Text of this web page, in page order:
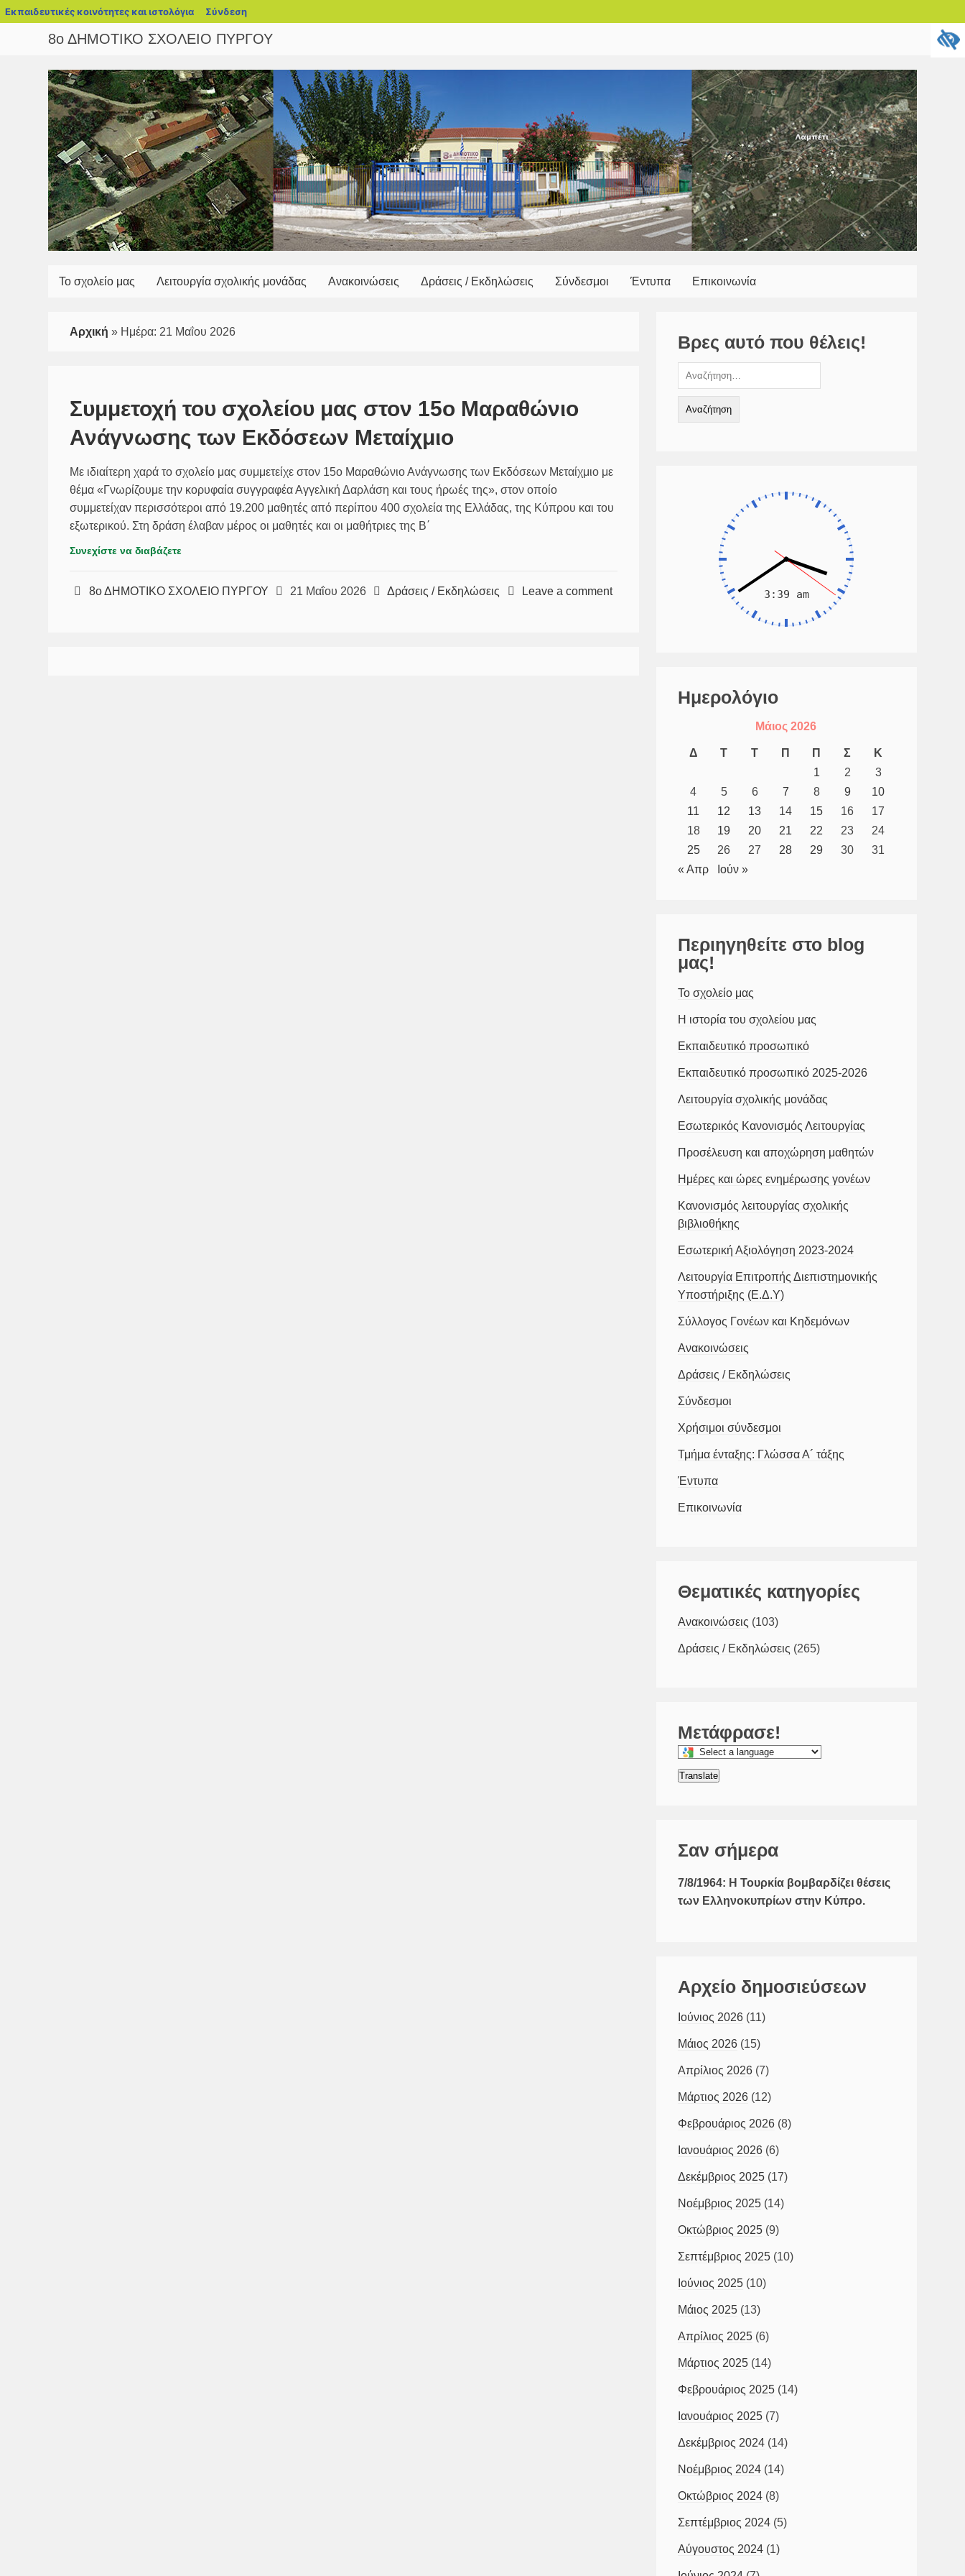
Εκπαιδευτικές κοινότητες και ιστολόγια blogs.sch.gr
Σύνδεση
8ο ΔΗΜΟΤΙΚΟ ΣΧΟΛΕΙΟ ΠΥΡΓΟΥ
Το σχολείο μας Λειτουργία σχολικής μονάδας Ανακοινώσεις Δράσεις / Εκδηλώσεις Σύνδεσμοι Έντυπα Επικοινωνία
Αρχική » Ημέρα: 21 Μαΐου 2026
Συμμετοχή του σχολείου μας στον 15ο Μαραθώνιο
Ανάγνωσης των Εκδόσεων Μεταίχμιο
Με ιδιαίτερη χαρά το σχολείο μας συμμετείχε στον 15ο Μαραθώνιο Ανάγνωσης των Εκδόσεων Μεταίχμιο με
θέμα «Γνωρίζουμε την κορυφαία συγγραφέα Αγγελική Δαρλάση και τους ήρωές της», στον οποίο
συμμετείχαν περισσότεροι από 19.200 μαθητές από περίπου 400 σχολεία της Ελλάδας, της Κύπρου και του
εξωτερικού. Στη δράση έλαβαν μέρος οι μαθητές και οι μαθήτριες της Β΄
Συνεχίστε να διαβάζετε
8ο ΔΗΜΟΤΙΚΟ ΣΧΟΛΕΙΟ ΠΥΡΓΟΥ 21 Μαΐου 2026 Δράσεις / Εκδηλώσεις Leave a comment
Βρες αυτό που θέλεις!
Αναζήτηση
για:
Ημερολόγιο
Μάιος 2026
Δ Τ Τ Π Π Σ
Κ
1
2
3
4
5 6 7 8 9
10
11
12 13 14 15 16
17
18
19 20 21 22 23
24
25
26 27 28 29 30
31
« Απρ
Ιούν »
Περιηγηθείτε στο blog
μας!
Το σχολείο μας
Η ιστορία του σχολείου μας
Εκπαιδευτικό προσωπικό
Εκπαιδευτικό προσωπικό 2025-2026
Λειτουργία σχολικής μονάδας
Εσωτερικός Κανονισμός Λειτουργίας
Προσέλευση και αποχώρηση μαθητών
Ημέρες και ώρες ενημέρωσης γονέων
Κανονισμός λειτουργίας σχολικής
βιβλιοθήκης
Εσωτερική Αξιολόγηση 2023-2024
Λειτουργία Επιτροπής Διεπιστημονικής
Υποστήριξης (Ε.Δ.Υ)
Σύλλογος Γονέων και Κηδεμόνων
Ανακοινώσεις
Δράσεις / Εκδηλώσεις
Σύνδεσμοι
Χρήσιμοι σύνδεσμοι
Τμήμα ένταξης: Γλώσσα Α´ τάξης
Έντυπα
Επικοινωνία
Θεματικές κατηγορίες
Ανακοινώσεις (103)
Δράσεις / Εκδηλώσεις (265)
Μετάφρασε!
Select
a
this
Translate
Σαν σήμερα
7/8/1964: Η Τουρκία βομβαρδίζει θέσεις
των Ελληνοκυπρίων στην Κύπρο.
Αρχείο δημοσιεύσεων
Ιούνιος 2026(11)
Μάιος 2026(15)
Απρίλιος 2026(7)
Μάρτιος 2026(12)
Φεβρουάριος 2026(8)
Ιανουάριος 2026(6)
Δεκέμβριος 2025(17)
Νοέμβριος 2025(14)
Οκτώβριος 2025(9)
Σεπτέμβριος 2025(10)
Ιούνιος 2025(10)
Μάιος 2025(13)
Απρίλιος 2025(6)
Μάρτιος 2025(14)
Φεβρουάριος 2025(14)
Ιανουάριος 2025(7)
Δεκέμβριος 2024(14)
Νοέμβριος 2024(14)
Οκτώβριος 2024(8)
Σεπτέμβριος 2024(5)
Αύγουστος 2024(1)